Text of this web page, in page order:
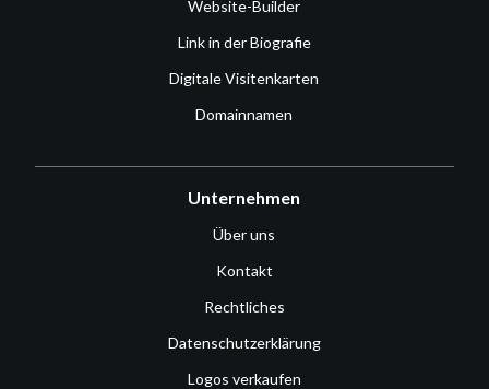
Website-Builder
Link in der Biografie
Digitale Visitenkarten
Domainnamen
Unternehmen
Über uns
Kontakt
Rechtliches
Datenschutzerklärung
Logos verkaufen